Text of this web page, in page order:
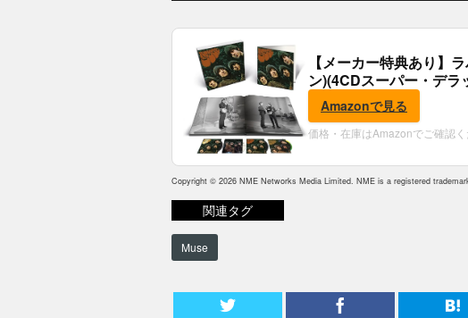
【メーカー特典あり】
ン)(4CDスーパー・デ
典:B2ポスター付)
Amazonで見る
価格・在庫はAmazonでご確認
Copyright © 2026 NME Networks Media Limited. NME is a registered
関連タグ
Muse